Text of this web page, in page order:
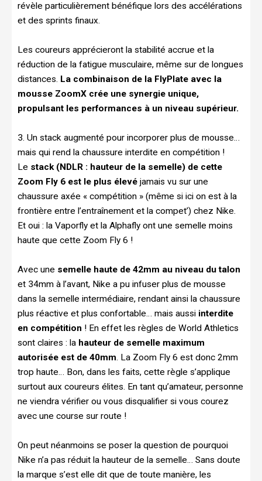
révèle particulièrement bénéfique lors des accélérations
et des sprints finaux.
Les coureurs apprécieront la stabilité accrue et la
réduction de la fatigue musculaire, même sur de longues
distances. La combinaison de la FlyPlate avec la
mousse ZoomX crée une synergie unique,
propulsant les performances à un niveau supérieur.
3. Un stack augmenté pour incorporer plus de mousse…
mais qui rend la chaussure interdite en compétition !
Le stack (NDLR : hauteur de la semelle) de cette
Zoom Fly 6 est le plus élevé jamais vu sur une
chaussure axée « compétition » (même si ici on est à la
frontière entre l’entraînement et la compet’) chez Nike.
Et oui : la Vaporfly et la Alphafly ont une semelle moins
haute que cette Zoom Fly 6 !
Avec une semelle haute de 42mm au niveau du talon
et 34mm à l’avant, Nike a pu infuser plus de mousse
dans la semelle intermédiaire, rendant ainsi la chaussure
plus réactive et plus confortable… mais aussi interdite
en compétition ! En effet les règles de World Athletics
sont claires : la hauteur de semelle maximum
autorisée est de 40mm. La Zoom Fly 6 est donc 2mm
trop haute… Bon, dans les faits, cette règle s’applique
surtout aux coureurs élites. En tant qu’amateur, personne
ne viendra vérifier ou vous disqualifier si vous courez
avec une course sur route !
On peut néanmoins se poser la question de pourquoi
Nike n’a pas réduit la hauteur de la semelle… Sans doute
la marque s’est elle dit que de toute manière, les